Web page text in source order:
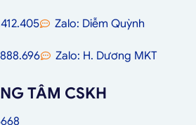
Zalo: Diễm Quỳnh
Zalo: H. Dương MKT
TÂM CSKH